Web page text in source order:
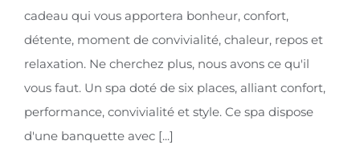
cadeau qui vous apportera bonheur, confort,
détente, moment de convivialité, chaleur, repos et
relaxation. Ne cherchez plus, nous avons ce qu'il
vous faut. Un spa doté de six places, alliant confort,
performance, convivialité et style. Ce spa dispose
d'une banquette avec [...]